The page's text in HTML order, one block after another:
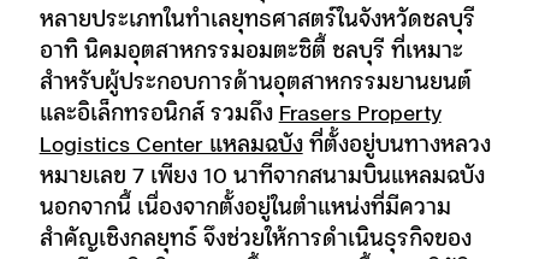
หลายประเภทในทำเลยุทธศาสตร์ในจังหวัดชลบุรี
อาทิ นิคมอุตสาหกรรมอมตะซิตี้ ชลบุรี ที่เหมาะ
สำหรับผู้ประกอบการด้านอุตสาหกรรมยานยนต์
และอิเล็กทรอนิกส์ รวมถึง Frasers Property
Logistics Center แหลมฉบังที่ตั้งอยู่บนทางหลวง
หมายเลข 7 เพียง 10 นาทีจากสนามบินแหลมฉบัง
นอกจากนี้ เนื่องจากตั้งอยู่ในตำแหน่งที่มีความ
สำคัญเชิงกลยุทธ์ จึงช่วยให้การดำเนินธุรกิจของ